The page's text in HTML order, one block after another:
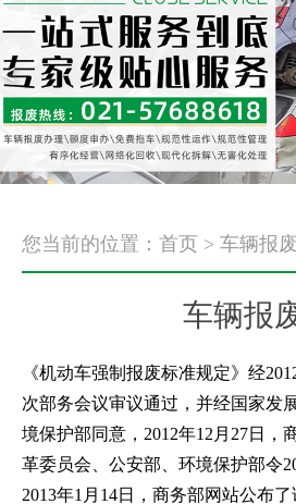
<
您当前的位置： 首页 > 车辆报废
车辆报
《机动车强制报废标准规定》经
次部务会议审议通过，并经国家发
境保护部同意，2012年12月27日，
革委员会、公安部、环境保护部令
2013年1月14日，商务部网站公布